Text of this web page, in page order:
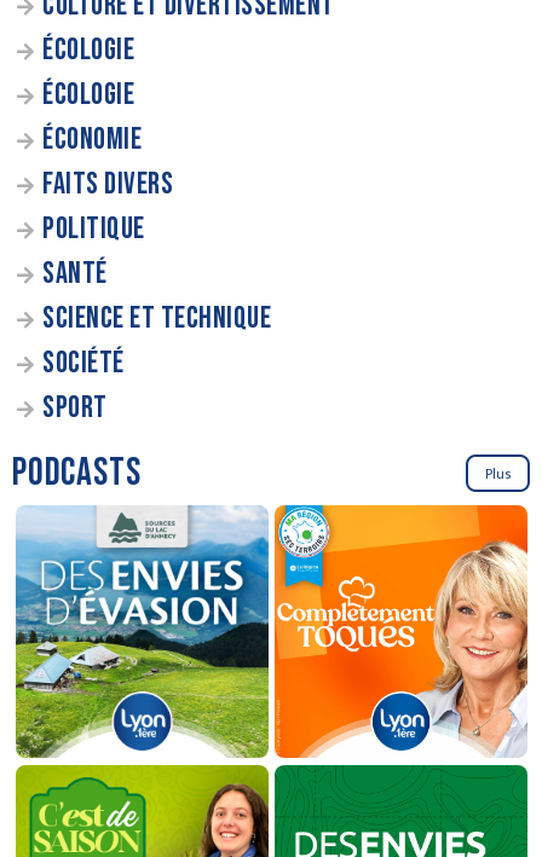
ÉCOLOGIE
ÉCOLOGIE
ÉCONOMIE
FAITS DIVERS
POLITIQUE
SANTÉ
SCIENCE ET TECHNIQUE
SOCIÉTÉ
SPORT
PODCASTS Plus